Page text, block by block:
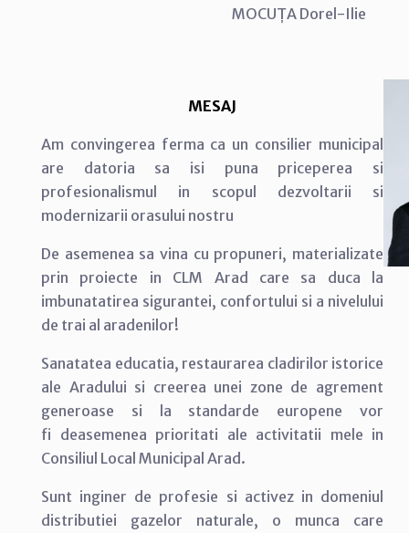
MOCUȚA Dorel-Ilie
MESAJ
Am convingerea ferma ca un consilier municipal
are datoria sa isi puna priceperea si
profesionalismul in scopul dezvoltarii si
modernizarii orasului nostru
De asemenea sa vina cu propuneri, materializate
prin proiecte in CLM Arad care sa duca la
imbunatatirea sigurantei, confortului si a nivelului
de trai al aradenilor!
Sanatatea educatia, restaurarea cladirilor istorice
ale Aradului si creerea unei zone de agrement
generoase si la standarde europene vor
fi deasemenea prioritati ale activitatii mele in
Consiliul Local Municipal Arad.
Sunt inginer de profesie si activez in domeniul
distributiei gazelor naturale, o munca care